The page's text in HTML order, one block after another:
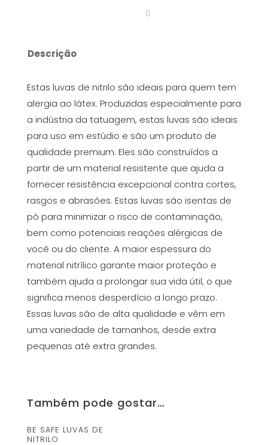
Descrição
Estas luvas de nitrilo são ideais para quem tem
alergia ao látex. Produzidas especialmente para
a indústria da tatuagem, estas luvas são ideais
para uso em estúdio e são um produto de
qualidade premium. Eles são construídos a
partir de um material resistente que ajuda a
fornecer resistência excepcional contra cortes,
rasgos e abrasões. Estas luvas são isentas de
pó para minimizar o risco de contaminação,
bem como potenciais reações alérgicas de
você ou do cliente. A maior espessura do
material nitrílico garante maior proteção e
também ajuda a prolongar sua vida útil, o que
significa menos desperdício a longo prazo.
Essas luvas são de alta qualidade e vêm em
uma variedade de tamanhos, desde extra
pequenas até extra grandes.
Também pode gostar…
BE SAFE LUVAS DE
NITRILO